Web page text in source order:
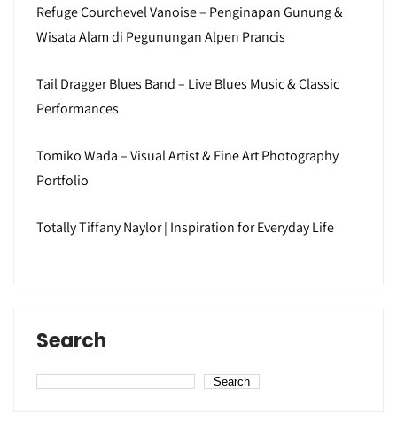
Refuge Courchevel Vanoise – Penginapan Gunung &
Wisata Alam di Pegunungan Alpen Prancis
Tail Dragger Blues Band – Live Blues Music & Classic
Performances
Tomiko Wada – Visual Artist & Fine Art Photography
Portfolio
Totally Tiffany Naylor | Inspiration for Everyday Life
Search
Search